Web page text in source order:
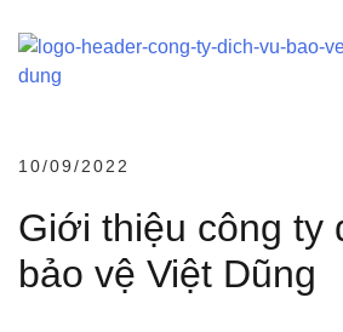
đến
phần
10/09/2022
Giới thiệu công ty
bảo vệ Việt Dũng